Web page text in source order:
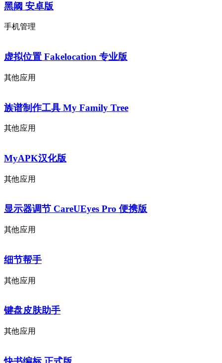
黑阈 安卓版
手机管理
虚拟位置 Fakelocation 专业版
其他应用
族谱制作工具 My Family Tree
其他应用
MyAPK汉化版
其他应用
显示器调节 CareUEyes Pro 便携版
其他应用
细节帮手
其他应用
键盘皮肤助手
其他应用